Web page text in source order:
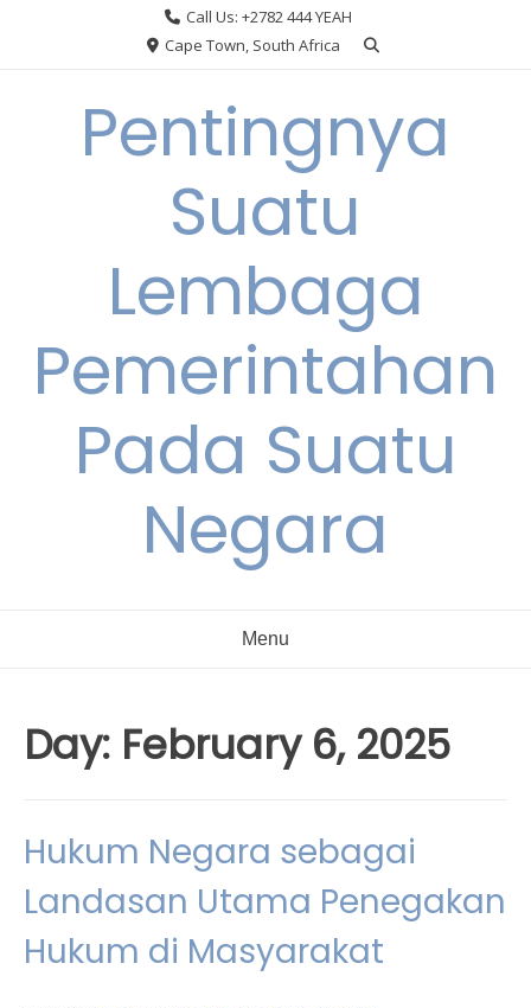
Call Us: +2782 444 YEAH
Cape Town, South Africa
Pentingnya
Suatu
Lembaga
Pemerintahan
Pada Suatu
Negara
Menu
Day: February 6, 2025
Hukum Negara sebagai
Landasan Utama Penegakan
Hukum di Masyarakat